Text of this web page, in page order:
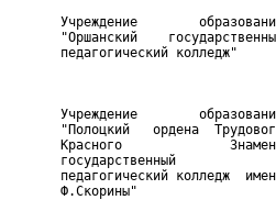
Учреждение
"Оршанский
педагогический колледж"
Учреждение
"Полоцкий   ордена
Красного              Знамени
государственный
педагогический колледж
Ф.Скорины"